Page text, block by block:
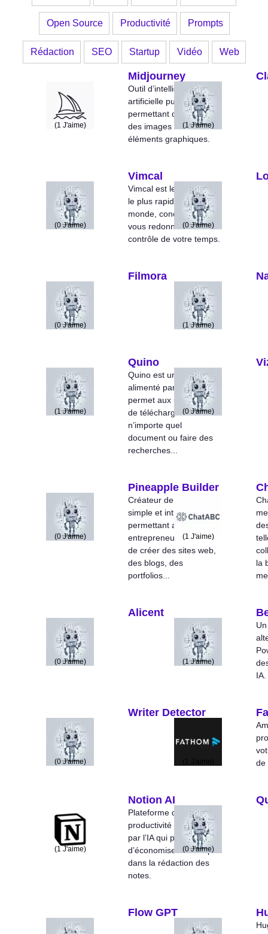
Open Source Productivité Prompts
Rédaction SEO Startup Vidéo Web
(1 J'aime)
Midjourney
Outil d’intelligence
artificielle puissant
permettant de générer
des images ou autres
éléments graphiques.
(1J'aime)
(0J'aime)
Vimcal
Vimcal est le calendrier
le plus rapide du
monde, conçu pour
vous redonner le
contrôle de votre temps.
(0J'aime)
(0J'aime)
Filmora
(1J'aime)
(1J'aime)
Quino
Quino est un assistant
alimenté par IA qui
permet aux utilisateurs
de télécharger
n’importe quel
document ou faire des
recherches...
(0J'aime)
(0J'aime)
Pineapple Builder
Créateur de sites web
simple et intuitif
permettant aux
entrepreneurs débordés
de créer des sites web,
des blogs, des
portfolios...
(1 J'aime)
la
(0J'aime)
Alicent
(1J'aime)
IA.
(0J'aime)
Writer Detector
( J'aime)
de
(1 J'aime)
Notion AI
Plateforme de
productivité alimenté
par l’IA qui permet
d’économiser du temps
dans la rédaction des
notes.
(0J'aime)
Flow GPT